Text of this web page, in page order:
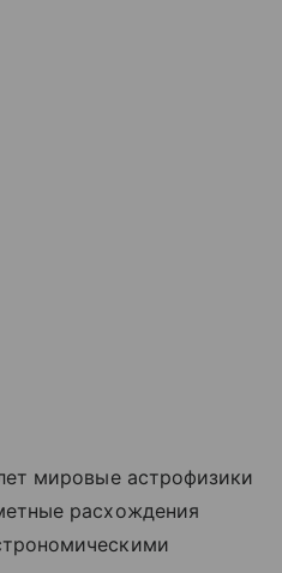
мировые астрофизики
расхождения